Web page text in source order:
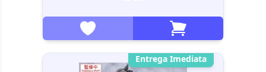
Entrega Imediata